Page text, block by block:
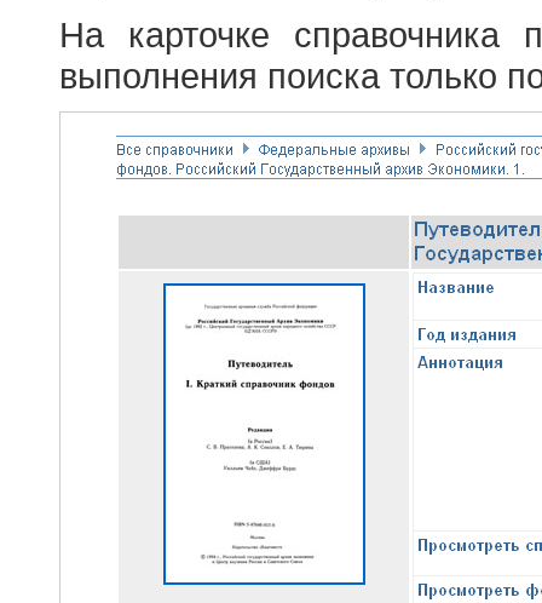
На карточке справочника
выполнения поиска только